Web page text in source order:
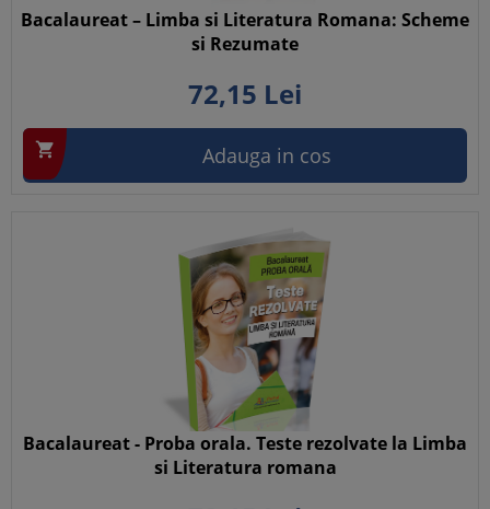
Bacalaureat – Limba si Literatura Romana: Scheme
si Rezumate
72,15 Lei
 Adauga in cos
Bacalaureat - Proba orala. Teste rezolvate la Limba
si Literatura romana